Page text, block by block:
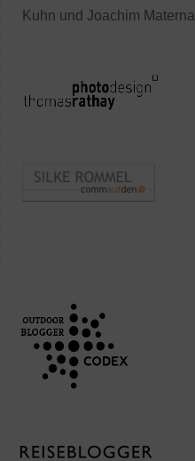
Kuhn und Joachim Materna